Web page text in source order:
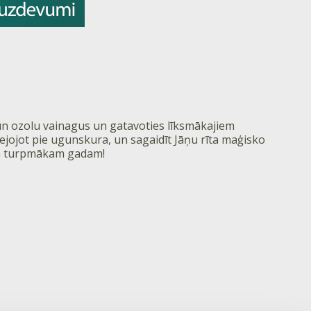
ozolu vainagus un gatavoties līksmākajiem
pie ugunskura, un sagaidīt Jāņu rīta maģisko
gadam!